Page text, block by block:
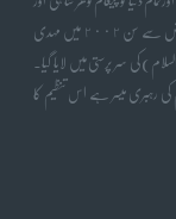
فیض گوھر شاہی اور پہچان امام مہدی علیہ السلام سے سرفراز کرنے کی غرض سے سن ٢٠٠٢ میں مہدی
کی سر پرستی میں لایا گیا۔
کی رہبری میسر ہے اس تنظیم کا